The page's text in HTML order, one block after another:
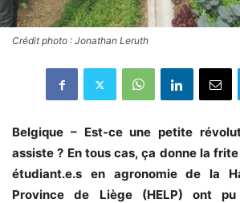
Crédit photo : Jonathan Leruth
Belgique – Est-ce une petite
assiste ? En tous cas, ça donne la
étudiant.e.s en agronomie de la
Province de Liège (HELP) ont pu